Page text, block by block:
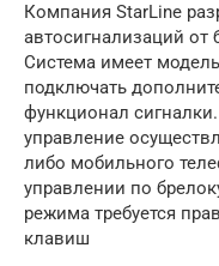
Компания StarLine
автосигнализаций
Система имеет
подключать
функционал
управление
либо мобильного
управлении по
режима требуется
клавиш